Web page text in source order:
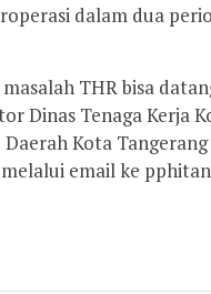
dalam dua
THR bisa
Dinas Tenaga Kerja
Kota
email ke